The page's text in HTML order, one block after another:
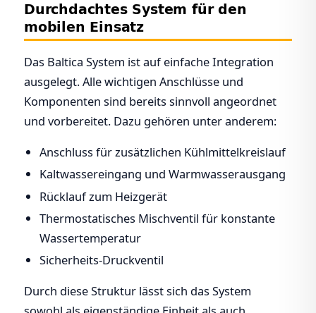
Durchdachtes System für den
mobilen Einsatz
Das Baltica System ist auf einfache Integration
ausgelegt. Alle wichtigen Anschlüsse und
Komponenten sind bereits sinnvoll angeordnet
und vorbereitet. Dazu gehören unter anderem:
Anschluss für zusätzlichen Kühlmittelkreislauf
Kaltwassereingang und Warmwasserausgang
Rücklauf zum Heizgerät
Thermostatisches Mischventil für konstante
Wassertemperatur
Sicherheits-Druckventil
Durch diese Struktur lässt sich das System